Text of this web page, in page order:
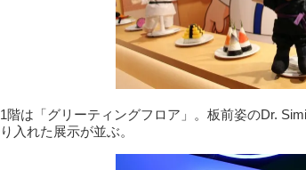
1階は「グリーティングフロア」。板前姿のDr.
り入れた展示が並ぶ。